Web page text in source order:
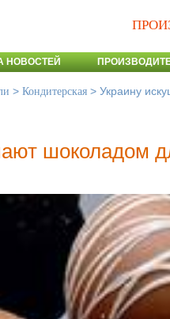
НОВОСТЕЙ
> Кондитерская > Украину
шоколадом